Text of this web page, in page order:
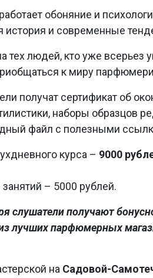
обоняние и
история и современные
тех людей, кто уже всерьез
к миру
получат сертификат об
наборы образцов
файл с полезными
курса – 9000
– 5000 рублей.
слушатели получают
лучших парфюмерных
на Садовой-